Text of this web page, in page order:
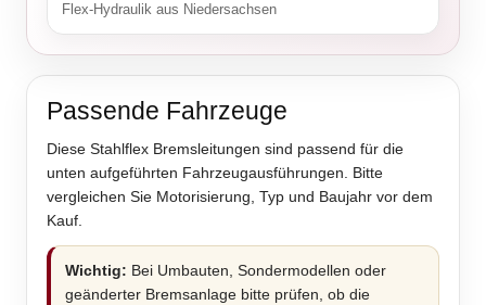
Flex-Hydraulik aus Niedersachsen
Passende Fahrzeuge
Diese Stahlflex Bremsleitungen sind passend für die
unten aufgeführten Fahrzeugausführungen. Bitte
vergleichen Sie Motorisierung, Typ und Baujahr vor dem
Kauf.
Wichtig: Bei Umbauten, Sondermodellen oder
geänderter Bremsanlage bitte prüfen, ob die